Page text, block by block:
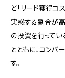
ど「リード獲得コ
実感する割合が
の投資を行って
とともに、コンバ
す。